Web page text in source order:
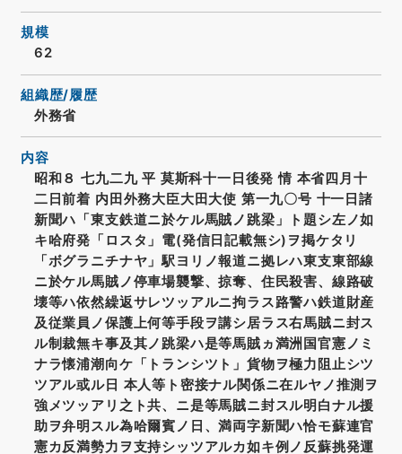
規模
62
組織歴/履歴
外務省
内容
昭和８ 七九二九 平 莫斯科十一日後発 情 本省四月十
二日前着 内田外務大臣大田大使 第一九〇号 十一日諸
新聞ハ「東支鉄道ニ於ケル馬賊ノ跳梁」ト題シ左ノ如
キ哈府発「ロスタ」電(発信日記載無シ)ヲ掲ケタリ
「ボグラニチナヤ」駅ヨリノ報道ニ拠レハ東支東部線
ニ於ケル馬賊ノ停車場襲撃、掠奪、住民殺害、線路破
壊等ハ依然繰返サレツッアルニ拘ラス路警ハ鉄道財産
及従業員ノ保護上何等手段ヲ講シ居ラス右馬賊ニ封ス
ル制裁無キ事及其ノ跳梁ハ是等馬賊ヵ満洲国官憲ノミ
ナラ懐浦潮向ケ「トランシツト」貨物ヲ極力阻止シツ
ツアル或ル日 本人等ト密接ナル関係ニ在ルヤノ推測ヲ
強メツッアリ之ト共、ニ是等馬賊ニ封スル明白ナル援
助ヲ弁明スル為哈爾賓ノ日、満両字新聞ハ恰モ蘇連官
憲カ反満勢力ヲ支持シッツアルカ如キ例ノ反蘇挑発運